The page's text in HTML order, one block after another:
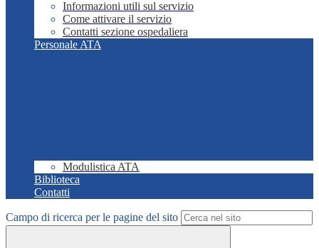
Informazioni utili sul servizio
Come attivare il servizio
Contatti sezione ospedaliera
Personale ATA
Modulistica ATA
Biblioteca
Contatti
Campo di ricerca per le pagine del sito